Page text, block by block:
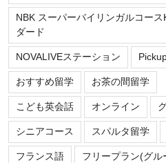
NBK スーパーバイリンガルコー
ダード
NOVALIVEステーション
おすすめ留学 お茶の間留学
こども英会話 オンライン
シニアコース スパルタ留学
フランス語 フリープラン(グル